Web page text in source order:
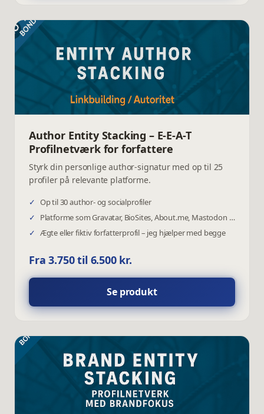
Author Entity Stacking – E-E-A-T
Profilnetværk for forfattere
Styrk din personlige author-signatur med op til 25
profiler på relevante platforme.
✓ Op til 30 author- og socialprofiler
✓
Platforme som Gravatar, BioSites, About.me, Mastodon m.fl.
✓ Ægte eller fiktiv forfatterprofil – jeg hjælper med begge
Fra 3.750 til 6.500 kr.
Se produkt